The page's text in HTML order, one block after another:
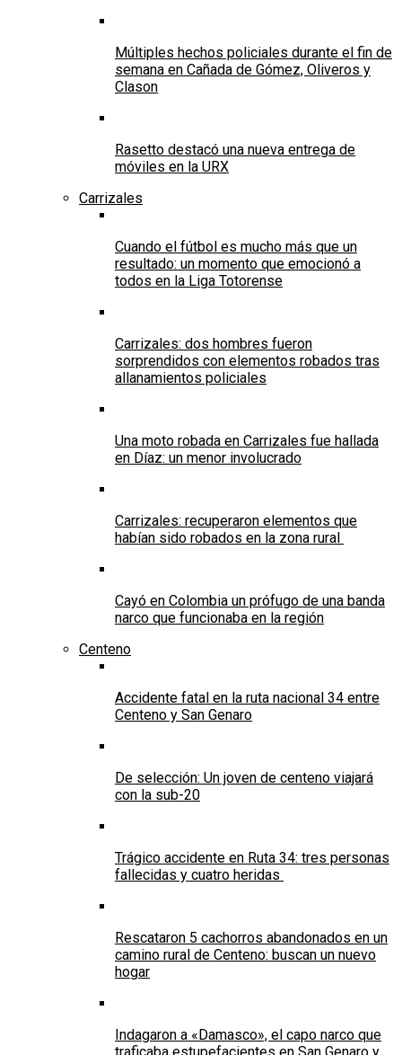
Múltiples hechos policiales durante el fin de
semana en Cañada de Gómez, Oliveros y
Clason
Rasetto destacó una nueva entrega de
móviles en la URX
Carrizales
Cuando el fútbol es mucho más que un
resultado: un momento que emocionó a
todos en la Liga Totorense
Carrizales: dos hombres fueron
sorprendidos con elementos robados tras
allanamientos policiales
Una moto robada en Carrizales fue hallada
en Díaz: un menor involucrado
Carrizales: recuperaron elementos que
habían sido robados en la zona rural
Cayó en Colombia un prófugo de una banda
narco que funcionaba en la región
Centeno
Accidente fatal en la ruta nacional 34 entre
Centeno y San Genaro
De selección: Un joven de centeno viajará
con la sub-20
Trágico accidente en Ruta 34: tres personas
fallecidas y cuatro heridas
Rescataron 5 cachorros abandonados en un
camino rural de Centeno: buscan un nuevo
hogar
Indagaron a «Damasco», el capo narco que